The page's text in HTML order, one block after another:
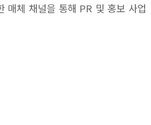
매체 채널을 통해 PR 및 홍보 사업